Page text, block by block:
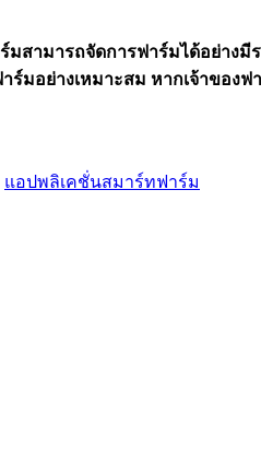
สามารถจัดการฟาร์มได้อย่าง
มอย่างเหมาะสม หากเจ้าของ
แอปพลิเคชั่นสมาร์ทฟาร์ม